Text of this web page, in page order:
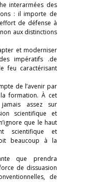
interarmées des
: il importe de
de défense à
aux distinctions
et moderniser
impératifs .de
feu caractérisant
de l’avenir par
formation. À cet
jamais assez sur
scientifique et
que le haut
scientifique et
beaucoup à la
que prendra
de dissuasion
de